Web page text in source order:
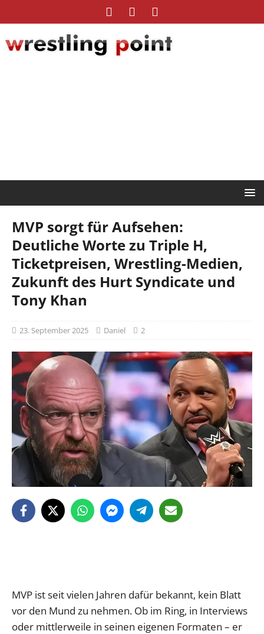
MVP sorgt für Aufsehen:
Deutliche Worte zu Triple H,
Ticketpreisen, Wrestling-Medien,
Zukunft des Hurt Syndicate und
Tony Khan
23. September 2025 Daniel 2
MVP ist seit vielen Jahren dafür bekannt, kein Blatt
vor den Mund zu nehmen. Ob im Ring, in Interviews
oder mittlerweile in seinen eigenen Formaten – er